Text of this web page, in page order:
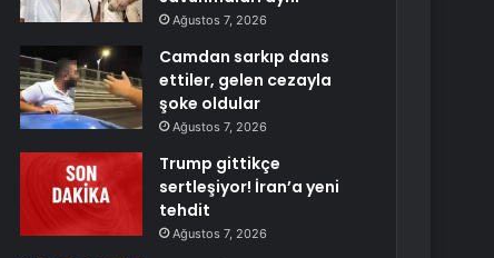
Ağustos 7, 2026
Camdan sarkıp dans
ettiler, gelen cezayla
şoke oldular
Ağustos 7, 2026
Trump gittikçe
sertleşiyor! İran’a yeni
tehdit
Ağustos 7, 2026